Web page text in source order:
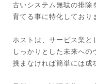
古いシステム無駄の排除
育てる事に特化しており
ホストは、サービス業と
しっかりとした未来への
挑まなければ簡単には成